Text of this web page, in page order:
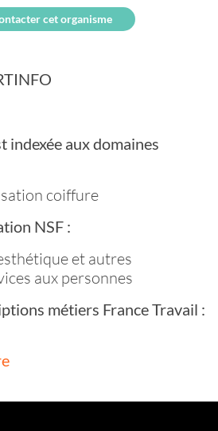
cet organisme
indexée aux domaines
coiffure
NSF :
et autres
aux personnes
métiers France Travail :